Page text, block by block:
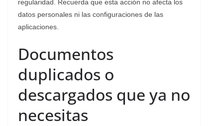
regularidad. Recuerda que esta acción no afecta los
datos personales ni las configuraciones de las
aplicaciones.
Documentos
duplicados o
descargados que ya no
necesitas